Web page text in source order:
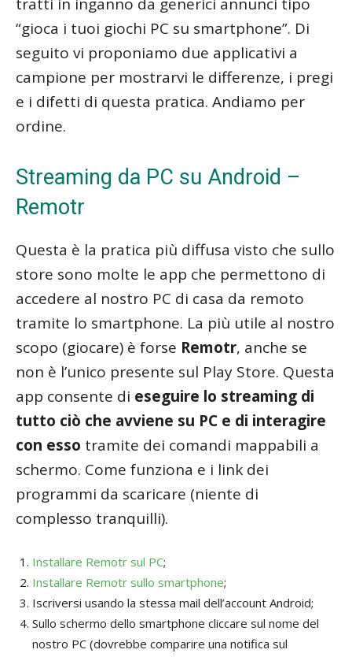
tratti in inganno da generici annunci tipo
“gioca i tuoi giochi PC su smartphone”. Di
seguito vi proponiamo due applicativi a
campione per mostrarvi le differenze, i pregi
e i difetti di questa pratica. Andiamo per
ordine.
Streaming da PC su Android –
Remotr
Questa è la pratica più diffusa visto che sullo
store sono molte le app che permettono di
accedere al nostro PC di casa da remoto
tramite lo smartphone. La più utile al nostro
scopo (giocare) è forse Remotr, anche se
non è l’unico presente sul Play Store. Questa
app consente di eseguire lo streaming di
tutto ciò che avviene su PC e di interagire
con esso tramite dei comandi mappabili a
schermo. Come funziona e i link dei
programmi da scaricare (niente di
complesso tranquilli).
Installare Remotr sul PC;
Installare Remotr sullo smartphone;
Iscriversi usando la stessa mail dell’account Android;
Sullo schermo dello smartphone cliccare sul nome del
nostro PC (dovrebbe comparire una notifica sul